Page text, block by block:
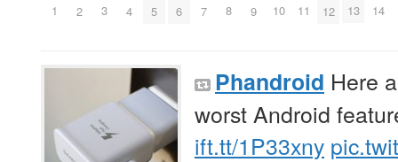
1 2 3 4 5 6 7 8 9 10 11 12 13 14
Phandroid Here
worst Android
ift.tt/1P33xny